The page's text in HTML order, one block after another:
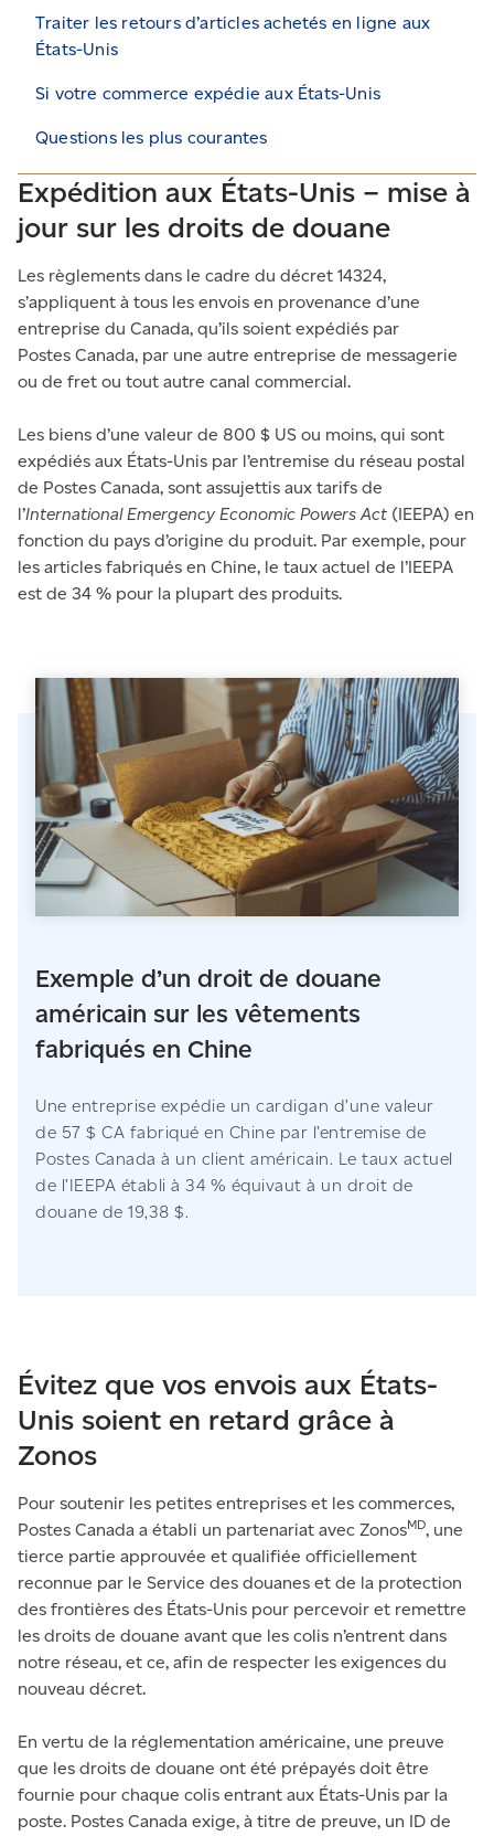
Traiter les retours d’articles achetés en ligne aux
États-Unis
Si votre commerce expédie aux États-Unis
Questions les plus courantes
Expédition aux États-Unis – mise à
jour sur les droits de douane
Les règlements dans le cadre du décret 14324,
s’appliquent à tous les envois en provenance d’une
entreprise du Canada, qu’ils soient expédiés par
Postes Canada, par une autre entreprise de messagerie
ou de fret ou tout autre canal commercial.
Les biens d’une valeur de 800 $ US ou moins, qui sont
expédiés aux États-Unis par l’entremise du réseau postal
de Postes Canada, sont assujettis aux tarifs de
l’International Emergency Economic Powers Act (IEEPA) en
fonction du pays d’origine du produit. Par exemple, pour
les articles fabriqués en Chine, le taux actuel de l’IEEPA
est de 34 % pour la plupart des produits.
Exemple d’un droit de douane
américain sur les vêtements
fabriqués en Chine
Une entreprise expédie un cardigan d’une valeur
de 57 $ CA fabriqué en Chine par l’entremise de
Postes Canada à un client américain. Le taux actuel
de l’IEEPA établi à 34 % équivaut à un droit de
douane de 19,38 $.
Évitez que vos envois aux États-
Unis soient en retard grâce à
Zonos
Pour soutenir les petites entreprises et les commerces,
Postes Canada a établi un partenariat avec ZonosMD, une
tierce partie approuvée et qualifiée officiellement
reconnue par le Service des douanes et de la protection
des frontières des États-Unis pour percevoir et remettre
les droits de douane avant que les colis n’entrent dans
notre réseau, et ce, afin de respecter les exigences du
nouveau décret.
En vertu de la réglementation américaine, une preuve
que les droits de douane ont été prépayés doit être
fournie pour chaque colis entrant aux États-Unis par la
poste. Postes Canada exige, à titre de preuve, un ID de